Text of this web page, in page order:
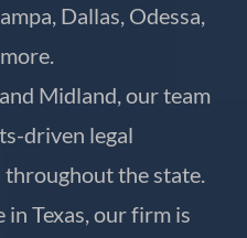
Dallas, Odessa,
Midland, our team
driven legal
the state.
Texas, our firm is